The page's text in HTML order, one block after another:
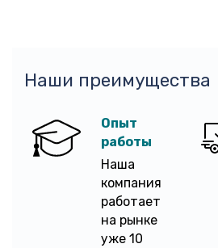
Наши преимущества
Опыт
работы
Наша
компания
работает
на рынке
уже 10